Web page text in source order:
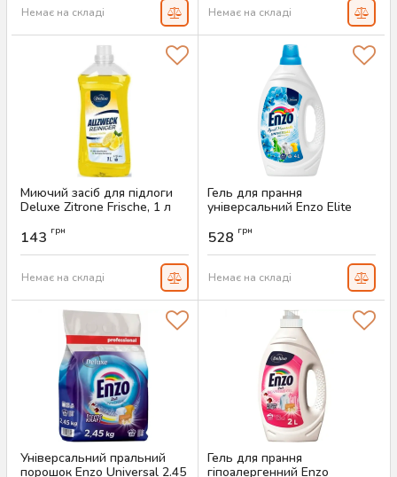
Немає на складі Немає на складі
Миючий засіб для підлоги
Deluxe Zitrone Frische, 1 л
143 грн
Немає на складі
Гель для прання
універсальний Enzo Elite
(100 прань)
Артикул:AS-00205
528 грн
Немає на складі
Універсальний пральний
порошок Enzo Universal 2.45
Гель для прання
гіпоалергенний Enzo